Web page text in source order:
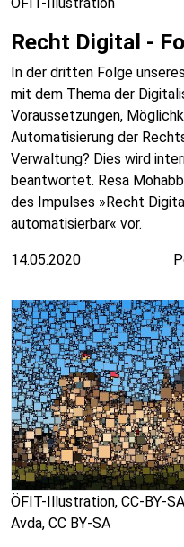
Recht Digital -
In der dritten Folge
mit dem Thema der
Voraussetzungen,
Automatisierung der
Verwaltung? Dies wird
beantwortet. Resa
des Impulses »Recht
automatisierbar« vor.
14.05.2020
ÖFIT-Illustration, CC-BY-
Avda, CC BY-SA